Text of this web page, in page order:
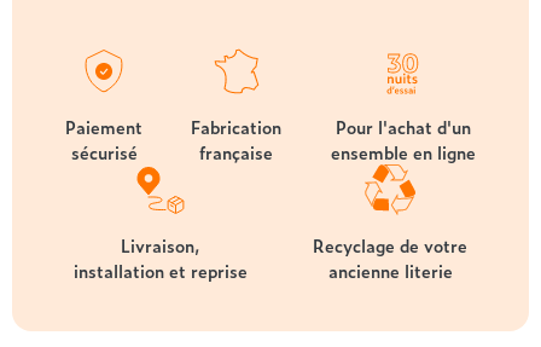
Paiement
sécurisé
Fabrication
française
Pour l'achat d'un
ensemble en ligne
Livraison,
installation et reprise
Recyclage de votre
ancienne literie